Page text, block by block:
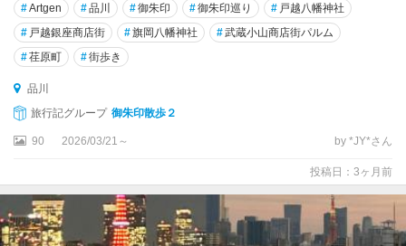
月
島
谷
・
宿
表
道
#Artgen #品川 #御朱印 #御朱印巡り # 戸越八幡神社
# 戸越銀座商店街 #旗岡八幡神社 #武蔵小山商店街パルム
#荏原町 #街歩き
品川
旅行記グループ 御朱印散歩２
90 2026/03/21～ by *JY*さん
投稿日：3ヶ月前